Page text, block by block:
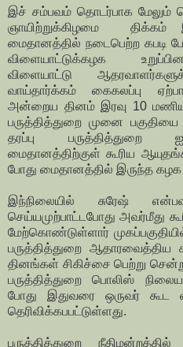
இச் சம்பவம் தொடர்பாக மேலும்
ஞாயிற்றுக்கிழமை திக்கம்
மைதானத்தில் நடைபெற்ற கபடி
விளையாட்டுக்கழக
விளையாட்டு
வாய்தார்க்கம் கைகலப்பு
அன்றைய தினம் இரவு 10
பருத்தித்துறை முனை
தரப்பு பருத்தித்துறை
மைதானத்திற்குள் கூரிய
போது மைதானத்தில் இருந்த கழக
இந்நிலையில் சுரேஷ்
செய்யமுற்பாட்டபோது அவர்மீது
மேற்கொண்டுள்ளார்
பருத்தித்துறை ஆதாரவைத்திய
தினங்கள் சிகிச்சை பெற்று
பருத்தித்துறை பொலிஸ்
போது இதுவரை ஒருவர் கூட
தெரிவிக்கபபட்டுள்ளது.
பருத்தித்துறை